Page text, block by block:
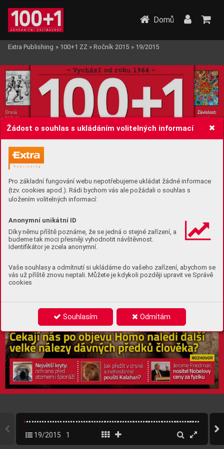
Žádost o souhlas s ukládáním volitelných informací
Pro základní fungování webu nepotřebujeme ukládat žádné informace
(tzv. cookies apod.). Rádi bychom vás ale požádali o souhlas s
uložením volitelných informací:
Anonymní unikátní ID
Díky němu příště poznáme, že se jedná o stejné zařízení, a
budeme tak moci přesněji vyhodnotit návštěvnost.
Identifikátor je zcela anonymní.
Vaše souhlasy a odmítnutí si ukládáme do vašeho zařízení, abychom se
vás už příště znovu neptali. Můžete je kdykoli později upravit ve Správě
cookies
Souhlasím Odmítám
Domů
Extra Publishing » 100+1 ZZ » Ročník 2015 » 19/2015
19/2015 1